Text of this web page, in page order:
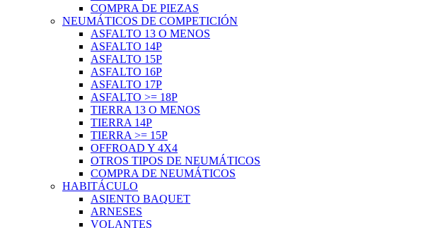
COMPRA DE PIEZAS
NEUMÁTICOS DE COMPETICIÓN
ASFALTO 13 O MENOS
ASFALTO 14P
ASFALTO 15P
ASFALTO 16P
ASFALTO 17P
ASFALTO >= 18P
TIERRA 13 O MENOS
TIERRA 14P
TIERRA >= 15P
OFFROAD Y 4X4
OTROS TIPOS DE NEUMÁTICOS
COMPRA DE NEUMÁTICOS
HABITÁCULO
ASIENTO BAQUET
ARNESES
VOLANTES